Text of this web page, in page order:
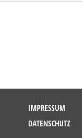
IMPRESSUM
DATENSCHUTZ